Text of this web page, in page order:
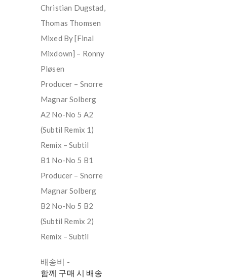
Christian Dugstad,
Thomas Thomsen
Mixed By [Final
Mixdown] – Ronny
Pløsen
Producer – Snorre
Magnar Solberg
A2 No-No 5 A2
(Subtil Remix 1)
Remix – Subtil
B1 No-No 5 B1
Producer – Snorre
Magnar Solberg
B2 No-No 5 B2
(Subtil Remix 2)
Remix – Subtil
배송비 -
함께 구매 시 배송